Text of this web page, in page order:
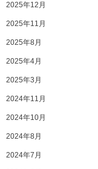
2025年12月
2025年11月
2025年8月
2025年4月
2025年3月
2024年11月
2024年10月
2024年8月
2024年7月